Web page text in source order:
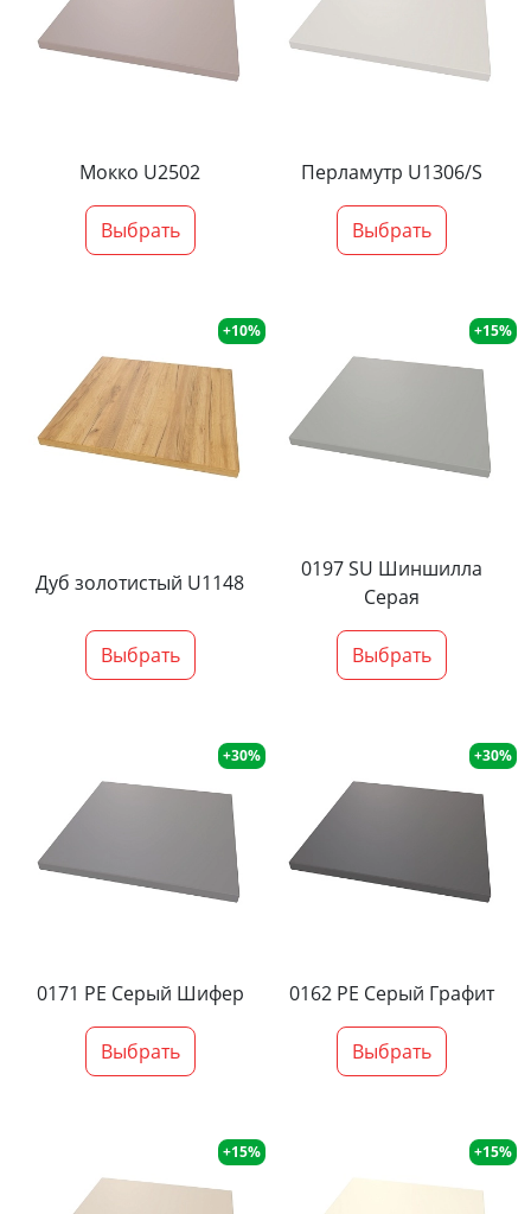
Мокко U2502
Выбрать
Перламутр U1306/S
Выбрать
+10%
Дуб золотистый U1148
Выбрать
+15%
0197 SU Шиншилла
Серая
Выбрать
+30%
0171 PE Серый Шифер
Выбрать
+30%
0162 PE Серый Графит
Выбрать
+15% +15%